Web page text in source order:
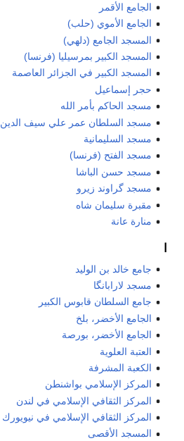
الجامع الأقمر
الجامع الأموي (حلب)
المسجد الجامع (دلهي)
المسجد الكبير بمرسيليا (فرنسا)
المسجد الكبير في الجزائر العاصمة
حجر إسماعيل
مسجد الحاكم بأمر الله
مسجد السلطان عمر علي سيف الدين
مسجد السليمانية
مسجد الفتح (فرنسا)
مسجد حسن الباشا
مسجد گراوند زيرو
مقبرة سليمان شاه
منارة عانة
جامع خالد بن الوليد
مسجد لارابانگا
جامع السلطان قابوس الكبير
الجامع الأخضر، بلخ
الجامع الأخضر، بورصة
العتبة العلوية
الكعبة المشرفة
المركز الإسلامي بواشنطن
المركز الثقافي الإسلامي في لندن
المركز الثقافي الإسلامي في نيويورك
المسجد الأقصى